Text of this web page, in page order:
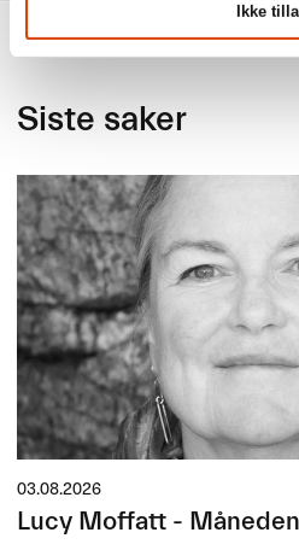
Ikke
Aktuelt
Siste saker
03.08.2026
Lucy Moffatt -